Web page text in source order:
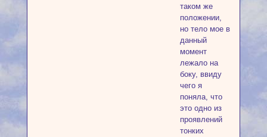
таком же
положении,
но тело мое в
данный
момент
лежало на
боку, ввиду
чего я
поняла, что
это одно из
проявлений
тонких